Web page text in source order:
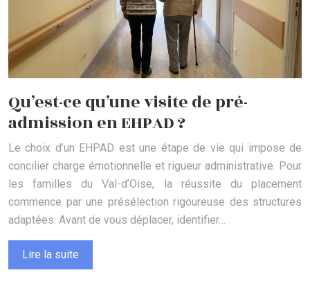
Qu’est-ce qu’une visite de pré-
admission en EHPAD ?
Le choix d’un EHPAD est une étape de vie qui impose de
concilier charge émotionnelle et rigueur administrative. Pour
les familles du Val-d’Oise, la réussite du placement
commence par une présélection rigoureuse des structures
adaptées. Avant de vous déplacer, identifier…
Lire la suite